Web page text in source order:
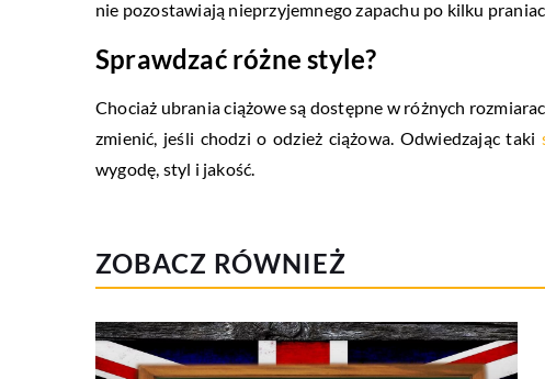
nie pozostawiają nieprzyjemnego zapachu po kilku
Sprawdzać różne style?
Chociaż ubrania ciążowe są dostępne w różnych
zmienić, jeśli chodzi o odzież ciążowa. Odwiedzając taki
wygodę, styl i jakość.
ZOBACZ RÓWNIEŻ